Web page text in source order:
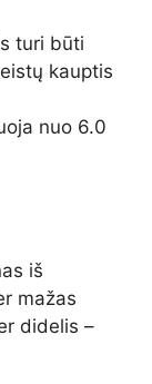
turi būti
kauptis
nuo 6.0
iš
mažas
didelis –